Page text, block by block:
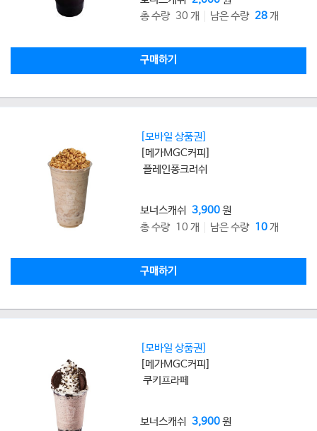
총 수량 30 개
남은 수량 28개
구매하기
[모바일 상품권]
[메가MGC커피]
플레인퐁크러쉬
보너스캐쉬 3,900원
총 수량 10 개
남은 수량 10개
구매하기
[모바일 상품권]
[메가MGC커피]
쿠키프라페
보너스캐쉬 3,900원